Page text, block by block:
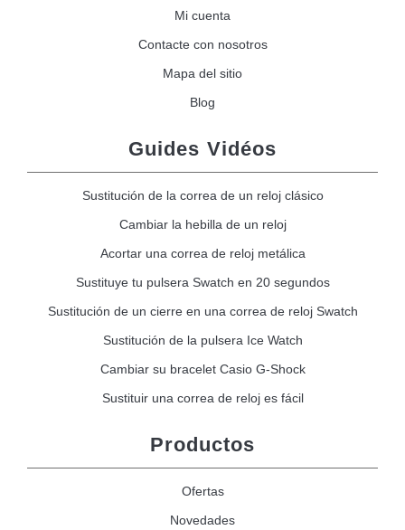
Mi cuenta
Contacte con nosotros
Mapa del sitio
Blog
Guides Vidéos
Sustitución de la correa de un reloj clásico
Cambiar la hebilla de un reloj
Acortar una correa de reloj metálica
Sustituye tu pulsera Swatch en 20 segundos
Sustitución de un cierre en una correa de reloj Swatch
Sustitución de la pulsera Ice Watch
Cambiar su bracelet Casio G-Shock
Sustituir una correa de reloj es fácil
Productos
Ofertas
Novedades